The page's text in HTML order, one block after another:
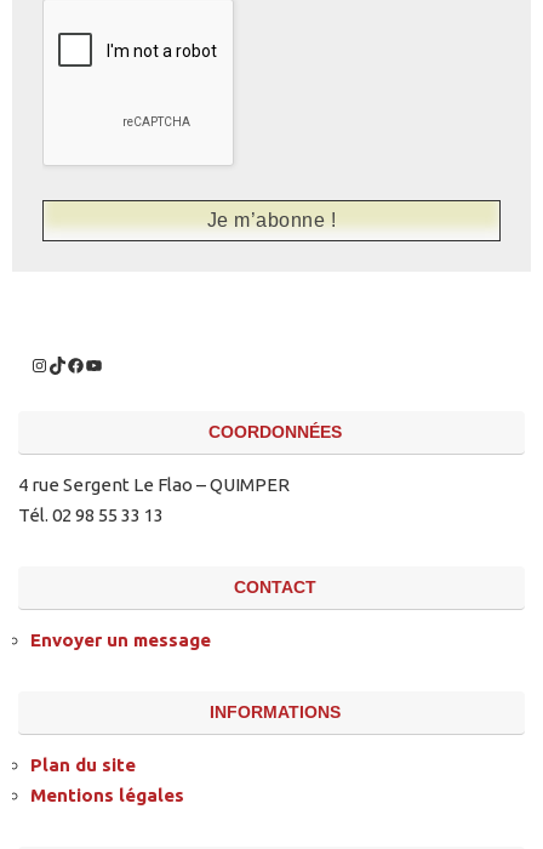
COORDONNÉES
4 rue Sergent Le Flao – QUIMPER
Tél. 02 98 55 33 13
CONTACT
Envoyer un message
INFORMATIONS
Plan du site
Mentions légales